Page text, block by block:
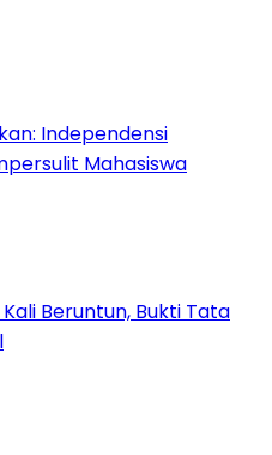
Independensi
Mahasiswa
Kali Beruntun, Bukti Tata